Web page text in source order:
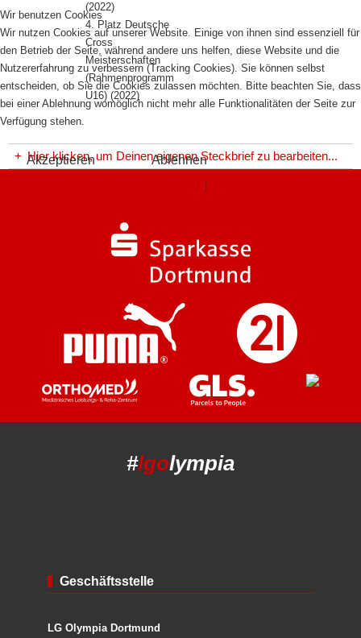
(2022)
4. Platz Deutsche
Cross
Meisterschaften
(Rahmenprogramm
U16) (2022)
+ Hier klicken, um Deinen eigenen Steckbrief zu bearbeiten...
#lgolympia
Geschäftsstelle
LG Olympia Dortmund
Wir benutzen Cookies
Wir nutzen Cookies auf unserer Website. Einige von ihnen sind essenziell für
den Betrieb der Seite, während andere uns helfen, diese Website und die
Nutzererfahrung zu verbessern (Tracking Cookies). Sie können selbst
entscheiden, ob Sie die Cookies zulassen möchten. Bitte beachten Sie, dass
bei einer Ablehnung womöglich nicht mehr alle Funktionalitäten der Seite zur
Verfügung stehen.
Akzeptieren Ablehnen
|